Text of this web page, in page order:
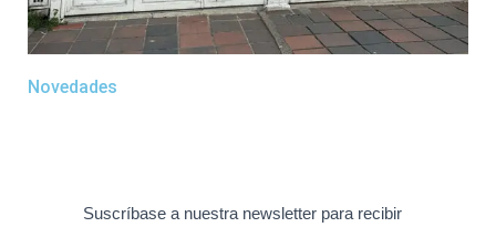
Novedades
Suscríbase a nuestra newsletter para recibir